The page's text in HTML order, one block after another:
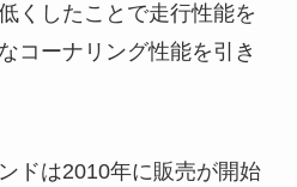
くしたことで走行性能を
コーナリング性能を引き
ドは2010年に販売が開始